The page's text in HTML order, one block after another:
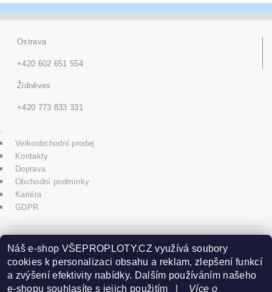
Ostrava
+420 602 651 554
Židněves
+420 773 833 331
Velkoobchodní prodej
Kontakty
Doprava
Obchodní podmínky
Kariéra
GDPR
icons8.com
Praha - Herink
Náš e-shop VŠEPROPLOTY.CZ využívá soubory
cookies k personalizaci obsahu a reklam, zlepšení funkcí
a zvýšení efektivity nabídky. Dalším používáním našeho
e-shopu souhlasíte s jejich použitím | Více o